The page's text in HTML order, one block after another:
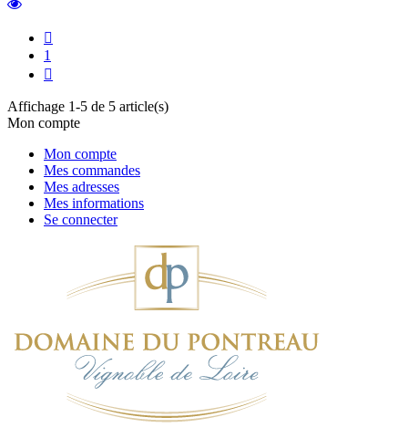

1

Affichage 1-5 de 5 article(s)
Mon compte
Mon compte
Mes commandes
Mes adresses
Mes informations
Se connecter